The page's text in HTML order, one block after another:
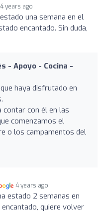
4 years ago
una semana en el
encantado. Sin duda,
- Apoyo - Cocina -
haya disfrutado en
contar con él en las
comenzamos el
o los campamentos del
4 years ago
estado 2 semanas en
quiere volver